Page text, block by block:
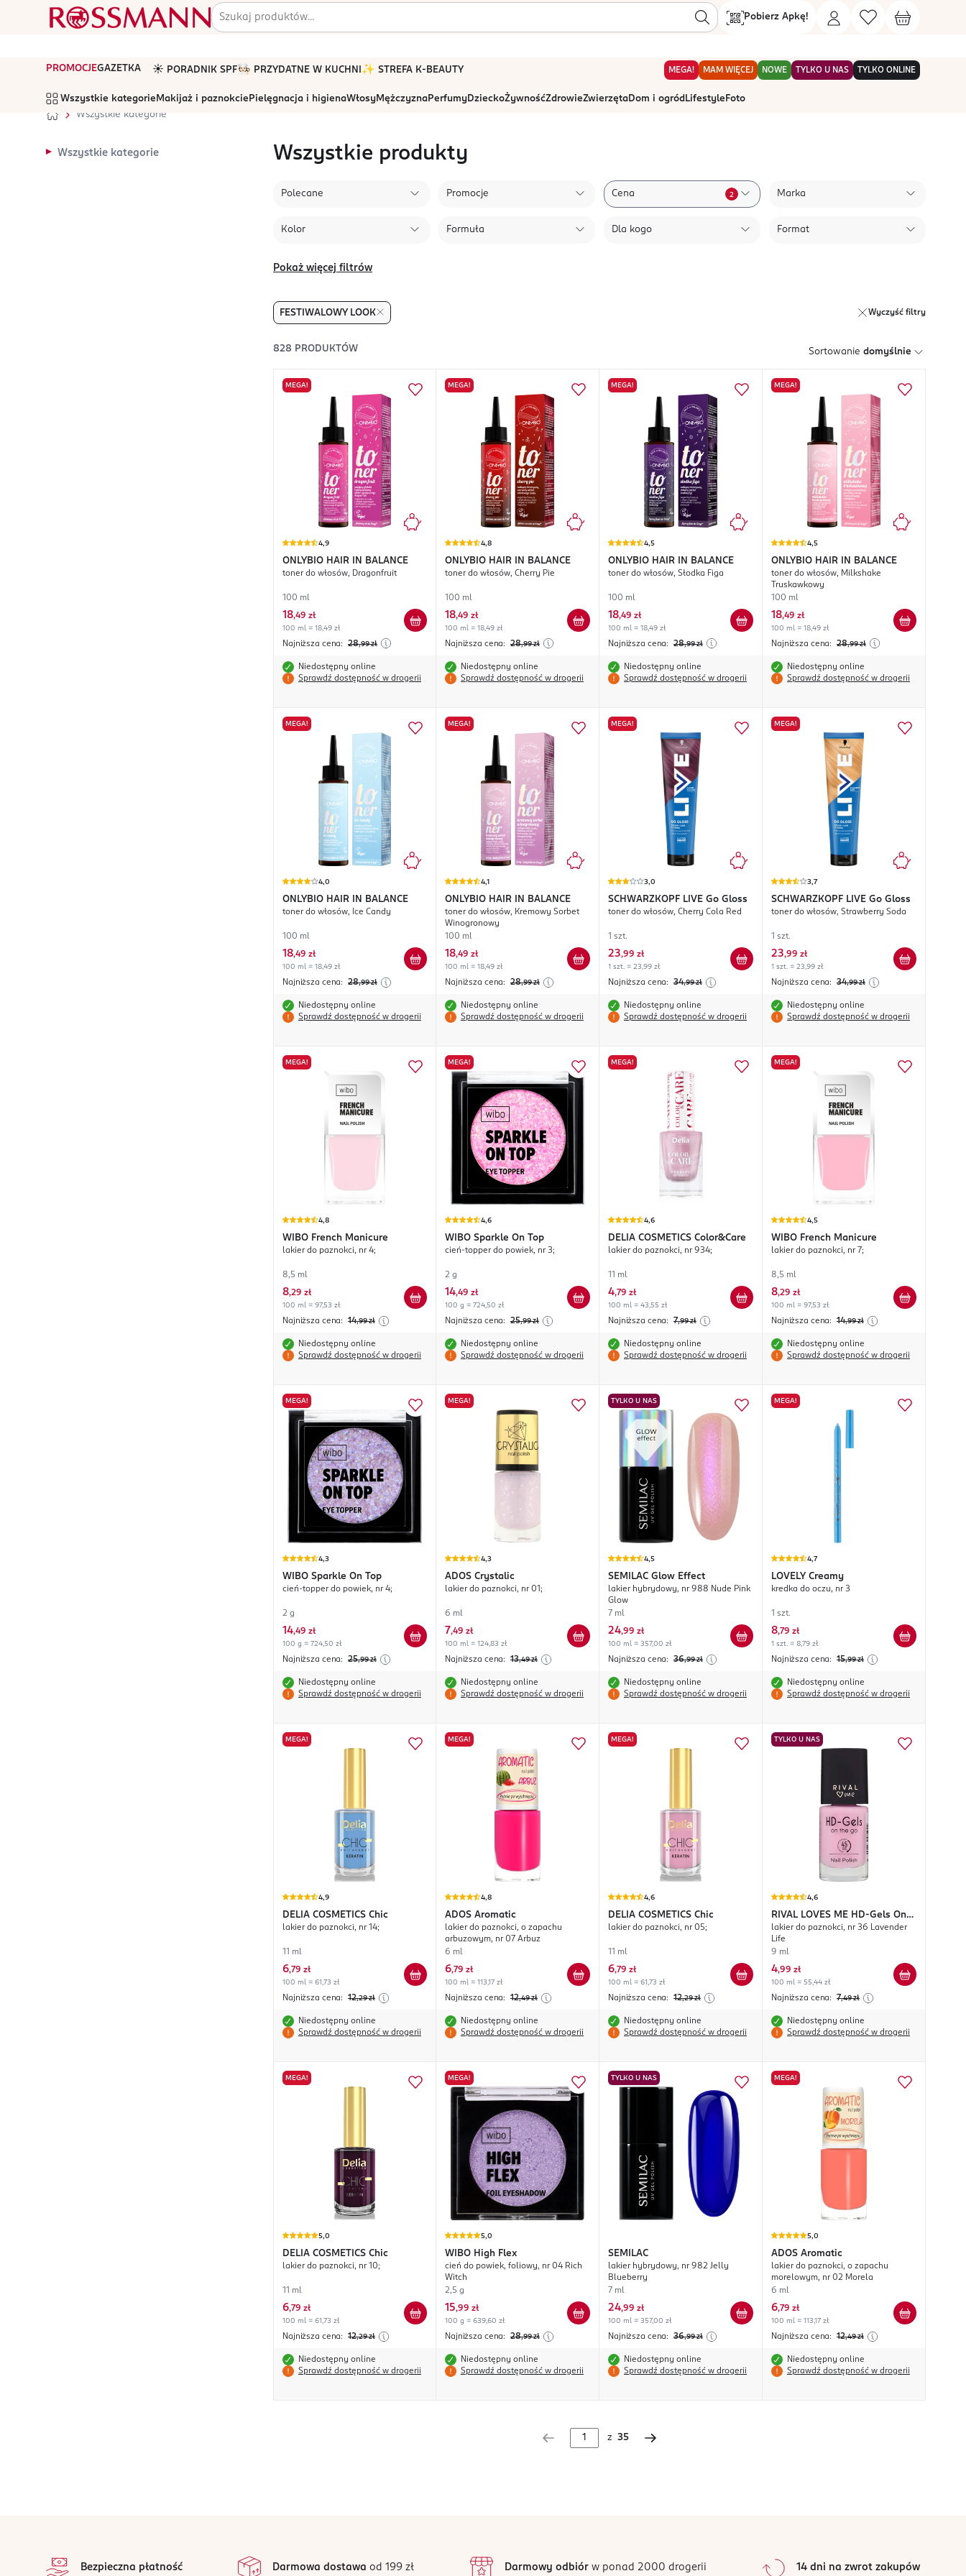
Pobierz Apkę!
PROMOCJEGAZETKA ☀️ PORADNIK SPF🧑🏻‍🍳 PRZYDATNE W KUCHNI ✨ STREFA K-BEAUTY MEGA! MAM WIĘCEJ NOWE TYLKO U NAS TYLKO ONLINE
Wszystkie kategorie Makijaż i paznokcie Pielęgnacja i higienaWłosyMężczyznaPerfumyDzieckoŻywnośćZdrowieZwierzętaDom i ogród Lifestyle Foto
Wszystkie kategorie
Wszystkie kategorie Wszystkie produkty
Polecane Promocje Cena 2 Marka
Kolor Formuła Dla kogo Format
Pokaż więcej filtrów
FESTIWALOWY LOOK Wyczyść filtry
828 PRODUKTÓW Sortowanie domyślnie
MEGA!
4,9
ONLYBIO HAIR IN BALANCE
toner do włosów, Dragonfruit
100 ml
18,49 zł
100 ml = 18,49 zł
Najniższa cena: 28,99 zł
Niedostępny online
Sprawdź dostępność w drogerii
MEGA!
4,8
ONLYBIO HAIR IN BALANCE
toner do włosów, Cherry Pie
100 ml
18,49 zł
100 ml = 18,49 zł
Najniższa cena: 28,99 zł
Niedostępny online
Sprawdź dostępność w drogerii
MEGA!
4,5
ONLYBIO HAIR IN BALANCE
toner do włosów, Słodka Figa
100 ml
18,49 zł
100 ml = 18,49 zł
Najniższa cena: 28,99 zł
Niedostępny online
Sprawdź dostępność w drogerii
MEGA!
4,5
ONLYBIO HAIR IN BALANCE
toner do włosów, Milkshake
Truskawkowy
100 ml
18,49 zł
100 ml = 18,49 zł
Najniższa cena: 28,99 zł
Niedostępny online
Sprawdź dostępność w drogerii
MEGA!
4,0
ONLYBIO HAIR IN BALANCE
toner do włosów, Ice Candy
100 ml
18,49 zł
100 ml = 18,49 zł
Najniższa cena: 28,99 zł
Niedostępny online
Sprawdź dostępność w drogerii
MEGA!
4,1
ONLYBIO HAIR IN BALANCE
toner do włosów, Kremowy Sorbet
Winogronowy
100 ml
18,49 zł
100 ml = 18,49 zł
Najniższa cena: 28,99 zł
Niedostępny online
Sprawdź dostępność w drogerii
MEGA!
3,0
SCHWARZKOPF LIVE Go Gloss
toner do włosów, Cherry Cola Red
1 szt.
23,99 zł
1 szt. = 23,99 zł
Najniższa cena: 34,99 zł
Niedostępny online
Sprawdź dostępność w drogerii
MEGA!
3,7
SCHWARZKOPF LIVE Go Gloss
toner do włosów, Strawberry Soda
1 szt.
23,99 zł
1 szt. = 23,99 zł
Najniższa cena: 34,99 zł
Niedostępny online
Sprawdź dostępność w drogerii
MEGA!
4,8
WIBO French Manicure
lakier do paznokci, nr 4;
8,5 ml
8,29 zł
100 ml = 97,53 zł
Najniższa cena: 14,99 zł
Niedostępny online
Sprawdź dostępność w drogerii
MEGA!
4,6
WIBO Sparkle On Top
cień-topper do powiek, nr 3;
2 g
14,49 zł
100 g = 724,50 zł
Najniższa cena: 25,99 zł
Niedostępny online
Sprawdź dostępność w drogerii
MEGA!
4,6
DELIA COSMETICS Color&Care
lakier do paznokci, nr 934;
11 ml
4,79 zł
100 ml = 43,55 zł
Najniższa cena: 7,99 zł
Niedostępny online
Sprawdź dostępność w drogerii
MEGA!
4,5
WIBO French Manicure
lakier do paznokci, nr 7;
8,5 ml
8,29 zł
100 ml = 97,53 zł
Najniższa cena: 14,99 zł
Niedostępny online
Sprawdź dostępność w drogerii
MEGA!
4,3
WIBO Sparkle On Top
cień-topper do powiek, nr 4;
2 g
14,49 zł
100 g = 724,50 zł
Najniższa cena: 25,99 zł
Niedostępny online
Sprawdź dostępność w drogerii
MEGA!
4,3
ADOS Crystalic
lakier do paznokci, nr 01;
6 ml
7,49 zł
100 ml = 124,83 zł
Najniższa cena: 13,49 zł
Niedostępny online
Sprawdź dostępność w drogerii
TYLKO U NAS
4,5
SEMILAC Glow Effect
lakier hybrydowy, nr 988 Nude Pink
Glow
7 ml
24,99 zł
100 ml = 357,00 zł
Najniższa cena: 36,99 zł
Niedostępny online
Sprawdź dostępność w drogerii
MEGA!
4,7
LOVELY Creamy
kredka do oczu, nr 3
1 szt.
8,79 zł
1 szt. = 8,79 zł
Najniższa cena: 15,99 zł
Niedostępny online
Sprawdź dostępność w drogerii
MEGA!
4,9
DELIA COSMETICS Chic
lakier do paznokci, nr 14;
11 ml
6,79 zł
100 ml = 61,73 zł
Najniższa cena: 12,29 zł
Niedostępny online
Sprawdź dostępność w drogerii
MEGA!
4,8
ADOS Aromatic
lakier do paznokci, o zapachu
arbuzowym, nr 07 Arbuz
6 ml
6,79 zł
100 ml = 113,17 zł
Najniższa cena: 12,49 zł
Niedostępny online
Sprawdź dostępność w drogerii
MEGA!
4,6
DELIA COSMETICS Chic
lakier do paznokci, nr 05;
11 ml
6,79 zł
100 ml = 61,73 zł
Najniższa cena: 12,29 zł
Niedostępny online
Sprawdź dostępność w drogerii
TYLKO U NAS
4,6
RIVAL LOVES ME HD-Gels On
The Go
lakier do paznokci, nr 36 Lavender
Life
9 ml
4,99 zł
100 ml = 55,44 zł
Najniższa cena: 7,49 zł
Niedostępny online
Sprawdź dostępność w drogerii
MEGA!
5,0
DELIA COSMETICS Chic
lakier do paznokci, nr 10;
11 ml
6,79 zł
100 ml = 61,73 zł
Najniższa cena: 12,29 zł
Niedostępny online
Sprawdź dostępność w drogerii
MEGA!
5,0
WIBO High Flex
cień do powiek, foliowy, nr 04 Rich
Witch
2,5 g
15,99 zł
100 g = 639,60 zł
Najniższa cena: 28,99 zł
Niedostępny online
Sprawdź dostępność w drogerii
TYLKO U NAS
SEMILAC
lakier hybrydowy, nr 982 Jelly
Blueberry
7 ml
24,99 zł
100 ml = 357,00 zł
Najniższa cena: 36,99 zł
Niedostępny online
Sprawdź dostępność w drogerii
MEGA!
5,0
ADOS Aromatic
lakier do paznokci, o zapachu
morelowym, nr 02 Morela
6 ml
6,79 zł
100 ml = 113,17 zł
Najniższa cena: 12,49 zł
Niedostępny online
Sprawdź dostępność w drogerii
z 35
Bezpieczna płatność Darmowa dostawa od 199 zł Darmowy odbiórw ponad 2000 drogerii 14 dni na zwrot zakupów